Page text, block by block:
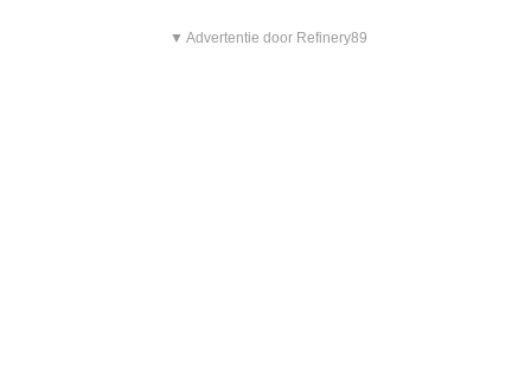
▼ Advertentie door Refinery89